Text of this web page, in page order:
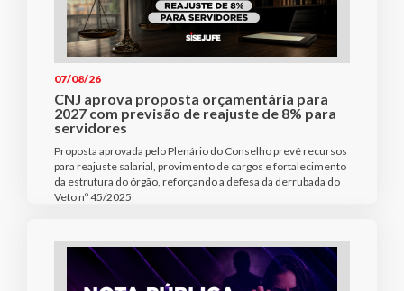
07/08/26
CNJ aprova proposta orçamentária para
2027 com previsão de reajuste de 8% para
servidores
Proposta aprovada pelo Plenário do Conselho prevê recursos
para reajuste salarial, provimento de cargos e fortalecimento
da estrutura do órgão, reforçando a defesa da derrubada do
Veto nº 45/2025